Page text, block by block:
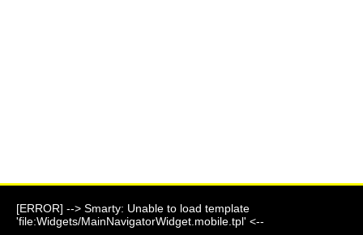
[ERROR] --> Smarty: Unable to load template
'file:Widgets/MainNavigatorWidget.mobile.tpl' <--